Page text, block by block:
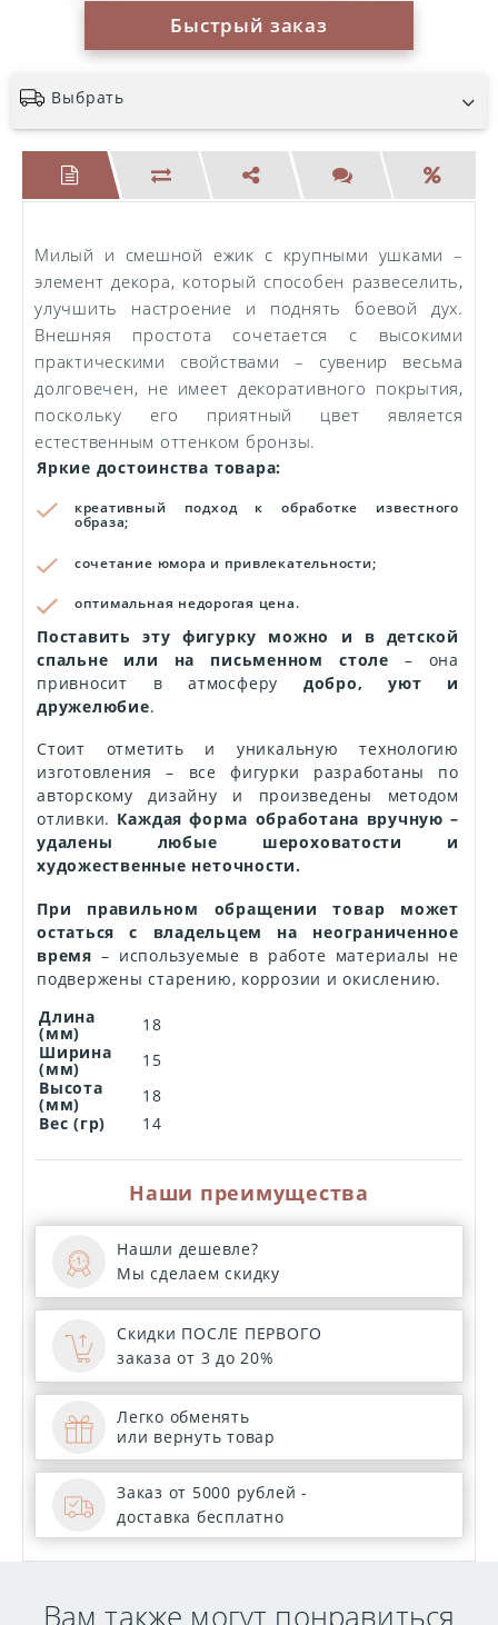
Быстрый заказ
Выбрать
Милый и смешной ежик с крупными ушками –
элемент декора, который способен развеселить,
улучшить настроение и поднять боевой дух.
Внешняя простота сочетается с высокими
практическими свойствами – сувенир весьма
долговечен, не имеет декоративного покрытия,
поскольку его приятный цвет является
естественным оттенком бронзы.
Яркие достоинства товара:
креативный подход к обработке известного
образа;
сочетание юмора и привлекательности;
оптимальная недорогая цена.
Поставить эту фигурку можно и в детской
спальне или на письменном столе – она
привносит в атмосферу добро, уют и
дружелюбие.
Стоит отметить и уникальную технологию
изготовления – все фигурки разработаны по
авторскому дизайну и произведены методом
отливки. Каждая форма обработана вручную –
удалены любые шероховатости и
художественные неточности.
При правильном обращении товар может
остаться с владельцем на неограниченное
время – используемые в работе материалы не
подвержены старению, коррозии и окислению.
Длина
(мм)
18
Ширина
(мм)
15
Высота
(мм)
18
Вес (гр)
14
Наши преимущества
Нашли дешевле?
Мы сделаем скидку
Скидки ПОСЛЕ ПЕРВОГО
заказа от 3 до 20%
Легко обменять
или вернуть товар
Заказ от 5000 рублей -
доставка бесплатно
Вам также могут понравиться